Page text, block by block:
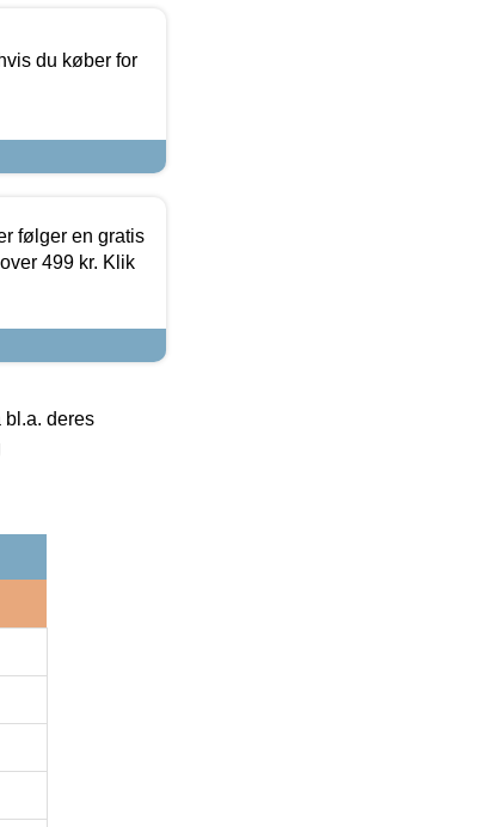
du køber for
følger en gratis
499 kr. Klik
bl.a. deres